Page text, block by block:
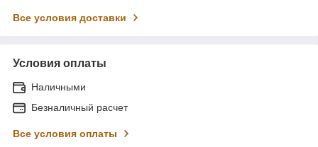
Все условия доставки
Условия оплаты
Наличными
Безналичный расчет
Все условия оплаты